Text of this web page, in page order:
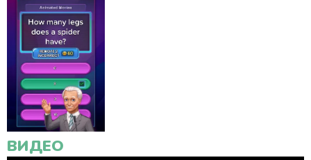
ВИДЕО